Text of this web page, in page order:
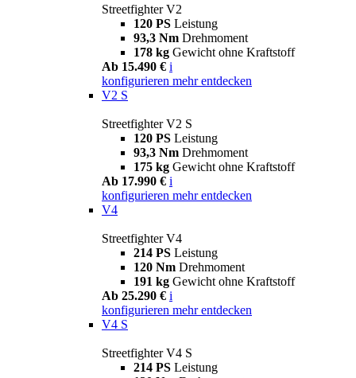
Streetfighter V2
120 PS Leistung
93,3 Nm Drehmoment
178 kg Gewicht ohne Kraftstoff
Ab 15.490 € i
konfigurieren mehr entdecken
V2 S
Streetfighter V2 S
120 PS Leistung
93,3 Nm Drehmoment
175 kg Gewicht ohne Kraftstoff
Ab 17.990 € i
konfigurieren mehr entdecken
V4
Streetfighter V4
214 PS Leistung
120 Nm Drehmoment
191 kg Gewicht ohne Kraftstoff
Ab 25.290 € i
konfigurieren mehr entdecken
V4 S
Streetfighter V4 S
214 PS Leistung